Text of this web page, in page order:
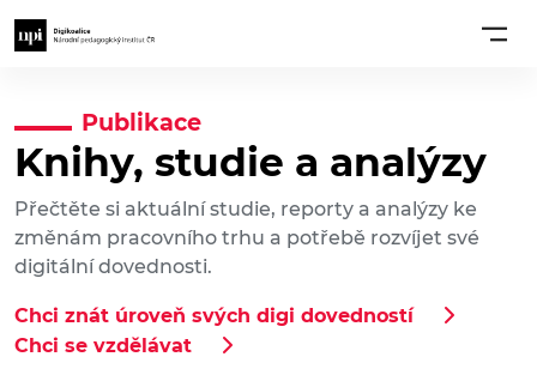
Publikace
Knihy, studie a analýzy
Přečtěte si aktuální studie, reporty a analýzy ke
změnám pracovního trhu a potřebě rozvíjet své
digitální dovednosti.
Chci znát úroveň svých digi dovedností
Chci se vzdělávat